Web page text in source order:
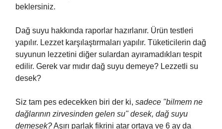
beklersiniz.
Dağ suyu hakkında raporlar hazırlanır. Ürün testleri
yapılır. Lezzet karşılaştırmaları yapılır. Tüketicilerin dağ
suyunun lezzetini diğer sulardan ayıramadıkları tespit
edilir. Gerek var mıdır dağ suyu demeye? Lezzetli su
desek?
Siz tam pes edecekken biri der ki, sadece "bilmem ne
dağlarının zirvesinden gelen su" desek, dağ suyu
demesek?Aşırı parlak fikrini atar ortaya ve 6 ay da